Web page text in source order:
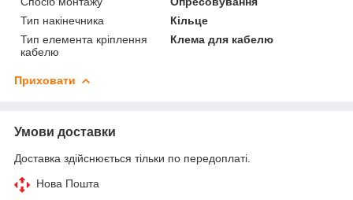
Тип накінечника
Кільце
Тип елемента кріплення
кабелю
Клема для кабелю
Приховати
Умови доставки
Доставка здійснюється тільки по передоплаті.
Нова Пошта